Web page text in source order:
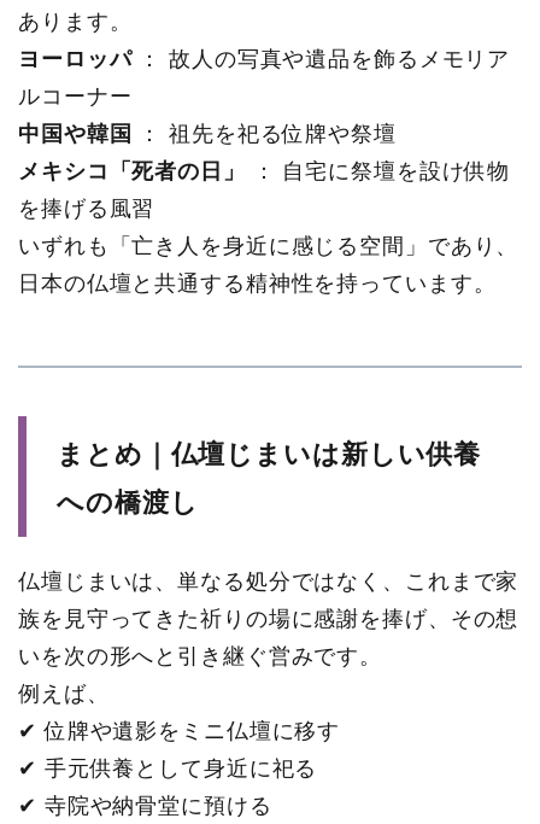
あります。
ヨーロッパ： 故人の写真や遺品を飾るメモリア
ルコーナー
中国や韓国 ： 祖先を祀る位牌や祭壇
メキシコ「死者の日」
： 自宅に祭壇を設け供物
を捧げる風習
いずれも「亡き人を身近に感じる空間」であり、
日本の仏壇と共通する精神性を持っています。
まとめ｜仏壇じまいは新しい供養
への橋渡し
仏壇じまいは、単なる処分ではなく、これまで家
族を見守ってきた祈りの場に感謝を捧げ、その想
いを次の形へと引き継ぐ営みです。
例えば、
✔ 位牌や遺影をミニ仏壇に移す
✔ 手元供養として身近に祀る
✔ 寺院や納骨堂に預ける